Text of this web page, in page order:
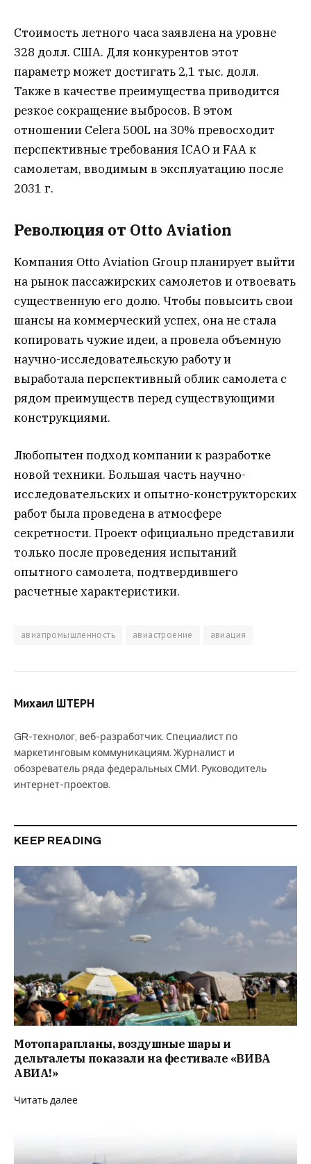
Стоимость летного часа заявлена на уровне
328 долл. США. Для конкурентов этот
параметр может достигать 2,1 тыс. долл.
Также в качестве преимущества приводится
резкое сокращение выбросов. В этом
отношении Celera 500L на 30% превосходит
перспективные требования ICAO и FAA к
самолетам, вводимым в эксплуатацию после
2031 г.
Революция от Otto Aviation
Компания Otto Aviation Group планирует выйти
на рынок пассажирских самолетов и отвоевать
существенную его долю. Чтобы повысить свои
шансы на коммерческий успех, она не стала
копировать чужие идеи, а провела объемную
научно-исследовательскую работу и
выработала перспективный облик самолета с
рядом преимуществ перед существующими
конструкциями.
Любопытен подход компании к разработке
новой техники. Большая часть научно-
исследовательских и опытно-конструкторских
работ была проведена в атмосфере
секретности. Проект официально представили
только после проведения испытаний
опытного самолета, подтвердившего
расчетные характеристики.
авиапромышленность авиастроение авиация
Михаил ШТЕРН
GR-технолог, веб-разработчик. Специалист по
маркетинговым коммуникациям. Журналист и
обозреватель ряда федеральных СМИ. Руководитель
интернет-проектов.
KEEP READING
Мотопарапланы, воздушные шары и
дельталеты показали на фестивале «ВИВА
АВИА!»
Читать далее